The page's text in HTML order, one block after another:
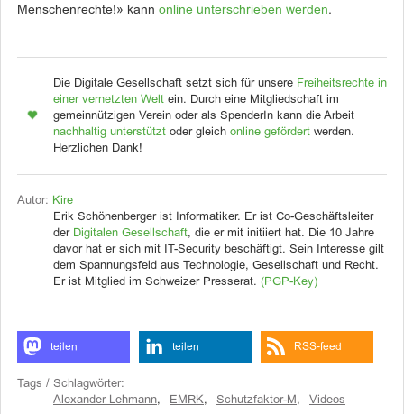
Menschenrechte!» kann online unterschrieben werden.
Die Digitale Gesellschaft setzt sich für unsere Freiheitsrechte in
einer vernetzten Welt ein. Durch eine Mitgliedschaft im
gemeinnützigen Verein oder als SpenderIn kann die Arbeit
nachhaltig unterstützt oder gleich online gefördert werden.
Herzlichen Dank!
Autor: Kire
Erik Schönenberger ist Informatiker. Er ist Co-Geschäftsleiter
der Digitalen Gesellschaft, die er mit initiiert hat. Die 10 Jahre
davor hat er sich mit IT-Security beschäftigt. Sein Interesse gilt
dem Spannungsfeld aus Technologie, Gesellschaft und Recht.
Er ist Mitglied im Schweizer Presserat. (PGP-Key)
teilen teilen RSS-feed
Tags / Schlagwörter:
Alexander Lehmann, EMRK, Schutzfaktor-M , Videos